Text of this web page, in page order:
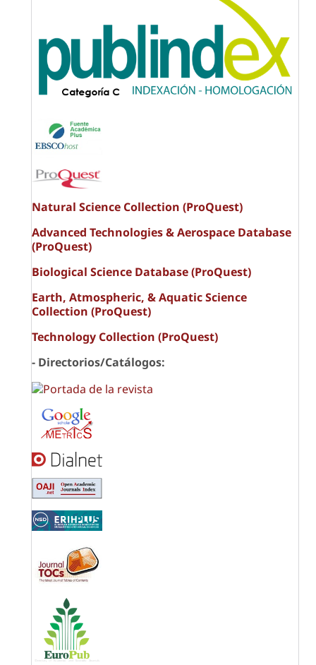
Natural Science Collection (ProQuest)
Advanced Technologies & Aerospace Database
(ProQuest)
Biological Science Database (ProQuest)
Earth, Atmospheric, & Aquatic Science
Collection (ProQuest)
Technology Collection (ProQuest)
- Directorios/Catálogos: